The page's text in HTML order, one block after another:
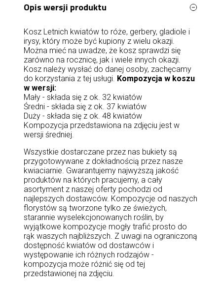
Opis wersji produktu
Kosz Letnich kwiatów to róże, gerbery, gladiole i
irysy, który może być kupiony z wielu okazji.
Można mieć na uwadze, że kosz sprawdzi się
zarówno na rocznicę, jak i wiele innych okazji.
Kosz należy wysłać do danej osoby, zachęcamy
do korzystania z tej usługi. Kompozycja w koszu
w wersji:
Mały - składa się z ok. 32 kwiatów
Średni - składa się z ok. 37 kwiatów
Duży - składa się z ok. 48 kwiatów
Kompozycja przedstawiona na zdjęciu jest w
wersji średniej.
Wszystkie dostarczane przez nas bukiety są
przygotowywane z dokładnością przez nasze
kwiaciarnie. Gwarantujemy najwyższą jakość
produktów na których pracujemy, a cały
asortyment z naszej oferty pochodzi od
najlepszych dostawców. Kompozycje od naszych
florystów są tworzone tylko ze świeżych,
starannie wyselekcjonowanych roślin, by
wyjątkowe kompozycje mogły trafić prosto do
rąk waszych najbliższych. Z uwagi na ograniczoną
dostępność kwiatów od dostawców i
występowanie ich różnych rodzajów -
kompozycja może różnić się od tej
przedstawionej na zdjęciu.